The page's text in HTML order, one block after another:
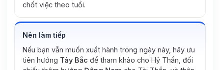
chốt việc theo tuổi.
Nên làm tiếp
Nếu bạn vẫn muốn xuất hành trong ngày này, hãy ưu
tiên hướng Tây Bắc để tham khảo cho Hỷ Thần, đối